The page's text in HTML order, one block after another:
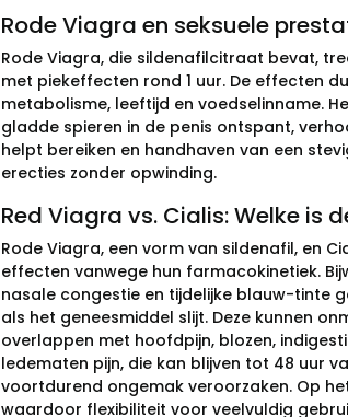
Rode Viagra en seksuele
Rode Viagra, die sildenafilcitraat bevat,
met piekeffecten rond 1 uur. De effecten
metabolisme, leeftijd en voedselinname.
gladde spieren in de penis ontspant,
helpt bereiken en handhaven van een
erecties zonder opwinding.
Red Viagra vs. Cialis: Welke is
Rode Viagra, een vorm van sildenafil, en
effecten vanwege hun farmacokinetiek.
nasale congestie en tijdelijke blauw-tinte
als het geneesmiddel slijt. Deze kunnen
overlappen met hoofdpijn, blozen,
ledematen pijn, die kan blijven tot 48 uur
voortdurend ongemak veroorzaken. Op
waardoor flexibiliteit voor veelvuldig